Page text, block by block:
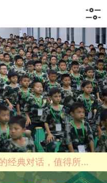
经典对话，值得所...